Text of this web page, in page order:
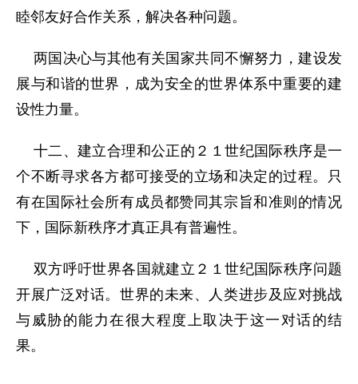
睦邻友好合作关系，解决各种问题。
两国决心与其他有关国家共同不懈努力，建设发
展与和谐的世界，成为安全的世界体系中重要的建
设性力量。
十二、建立合理和公正的２１世纪国际秩序是一
个不断寻求各方都可接受的立场和决定的过程。只
有在国际社会所有成员都赞同其宗旨和准则的情况
下，国际新秩序才真正具有普遍性。
双方呼吁世界各国就建立２１世纪国际秩序问题
开展广泛对话。世界的未来、人类进步及应对挑战
与威胁的能力在很大程度上取决于这一对话的结
果。